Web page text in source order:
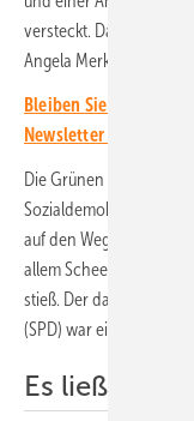
versteckt. Das kurze
Angela Merkel reichte
Bleiben Sie auf dem
Newsletter an!
Die Grünen – eine
Sozialdemokraten um
auf den Weg. Nicht
allem Scheer oft bei
stieß. Der damalige
(SPD) war ein
Es ließ sich